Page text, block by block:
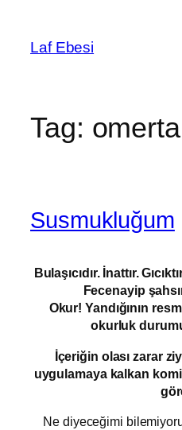
content
Laf Ebesi
Tag: omerta
Susmukluğum
Bulaşıcıdır. İnattır.
Fecenayip
Okur! Yandığının
okurluk
İçeriğin olası zarar
uygulamaya kalkan
Ne diyeceğimi